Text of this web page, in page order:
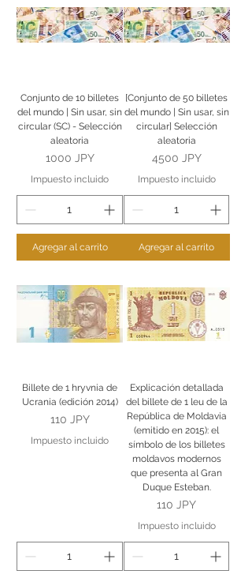
Conjunto de 10 billetes
del mundo | Sin usar, sin
circular (SC) - Selección
aleatoria
Precio
1000 JPY
Impuesto incluido
Agregar al carrito
[Conjunto de 50 billetes
del mundo | Sin usar, sin
circular] Selección
aleatoria
Precio
4500 JPY
Impuesto incluido
Agregar al carrito
Billete de 1 hryvnia de
Ucrania (edición 2014)
Precio
110 JPY
Impuesto incluido
Explicación detallada
del billete de 1 leu de la
República de Moldavia
(emitido en 2015): el
símbolo de los billetes
moldavos modernos
que presenta al Gran
Duque Esteban.
Precio
110 JPY
Impuesto incluido